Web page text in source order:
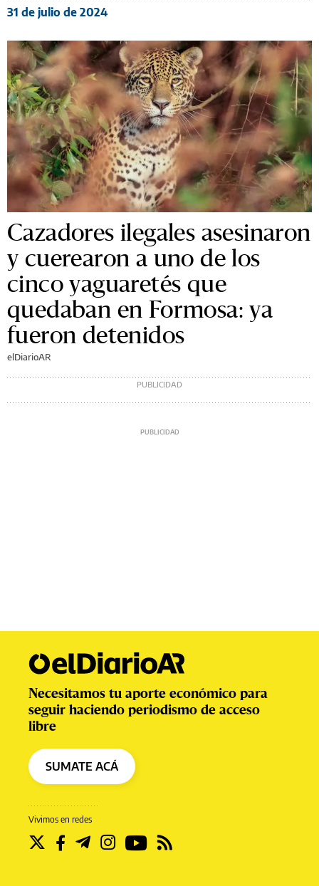
31 de julio de 2024
Cazadores ilegales asesinaron
y cuerearon a uno de los
cinco yaguaretés que
quedaban en Formosa: ya
fueron detenidos
elDiarioAR
Vivimos en redes
Necesitamos tu aporte económico para
seguir haciendo periodismo de acceso
libre
SUMATE ACÁ